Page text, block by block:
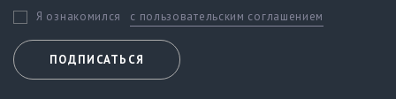
Я ознакомился с пользовательским соглашением
ПОДПИСАТЬСЯ